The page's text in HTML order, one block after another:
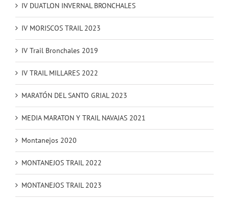
IV DUATLON INVERNAL BRONCHALES
IV MORISCOS TRAIL 2023
IV Trail Bronchales 2019
IV TRAIL MILLARES 2022
MARATÓN DEL SANTO GRIAL 2023
MEDIA MARATON Y TRAIL NAVAJAS 2021
Montanejos 2020
MONTANEJOS TRAIL 2022
MONTANEJOS TRAIL 2023